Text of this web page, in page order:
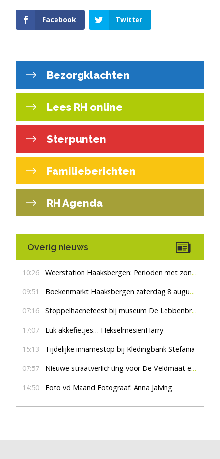
Facebook Twitter
Bezorgklachten
Lees RH online
Sterpunten
Familieberichten
RH Agenda
Overig nieuws
10:26 Weerstation Haaksbergen: Perioden met zon en droog
09:51 Boekenmarkt Haaksbergen zaterdag 8 augustus, marktplein Haaksbergen
07:16 Stoppelhaenefeest bij museum De Lebbenbrugge
17:07 Luk akkefietjes… HekselmesienHarry
15:13 Tijdelijke innamestop bij Kledingbank Stefania
07:57 Nieuwe straatverlichting voor De Veldmaat en De Pas
14:50 Foto vd Maand Fotograaf: Anna Jalving